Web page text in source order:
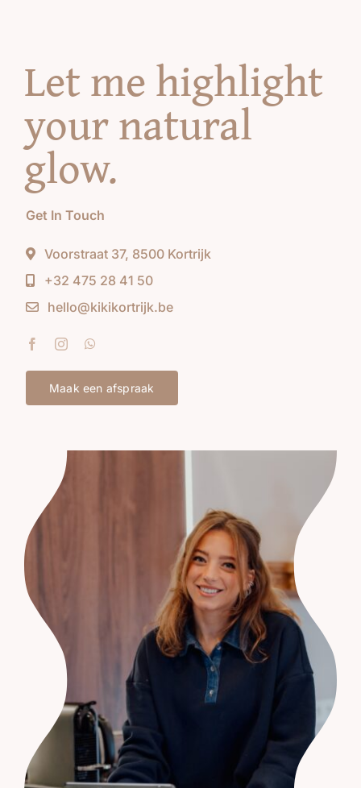
Let me highlight
your natural
glow.
Get In Touch
Voorstraat 37, 8500 Kortrijk
+32 475 28 41 50
hello@kikikortrijk.be
Maak een afspraak